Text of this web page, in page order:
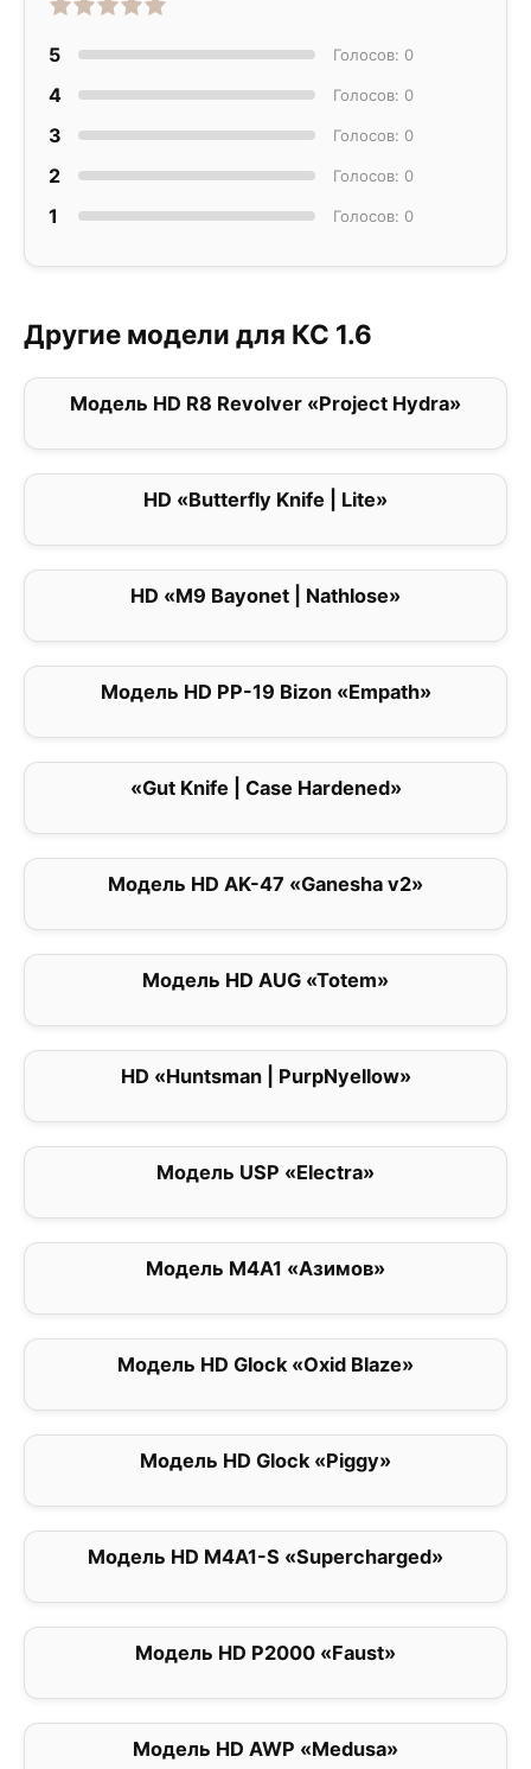
5 Голосов: 0
4 Голосов: 0
3 Голосов: 0
2 Голосов: 0
1 Голосов: 0
Другие модели для КС 1.6
Модель HD R8 Revolver «Project Hydra»
HD «Butterfly Knife | Lite»
HD «M9 Bayonet | Nathlose»
Модель HD PP-19 Bizon «Empath»
«Gut Knife | Case Hardened»
Модель HD AK-47 «Ganesha v2»
Модель HD AUG «Totem»
HD «Huntsman | PurpNyellow»
Модель USP «Electra»
Модель M4A1 «Азимов»
Модель HD Glock «Oxid Blaze»
Модель HD Glock «Piggy»
Модель HD M4A1-S «Supercharged»
Модель HD P2000 «Faust»
Модель HD AWP «Medusa»